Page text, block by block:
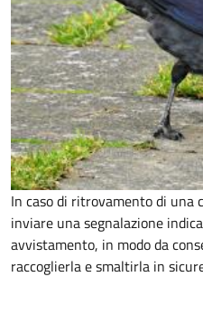
In caso di ritrovamento di una
inviare una segnalazione
avvistamento, in modo da
raccoglierla e smaltirla in